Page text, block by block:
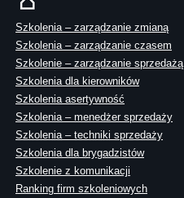
Szkolenia – zarządzanie zmianą
Szkolenia – zarządzanie czasem
Szkolenie – zarządzanie sprzedażą
Szkolenia dla kierowników
Szkolenia asertywność
Szkolenia – menedżer sprzedaży
Szkolenia – techniki sprzedaży
Szkolenia dla brygadzistów
Szkolenie z komunikacji
Ranking firm szkoleniowych